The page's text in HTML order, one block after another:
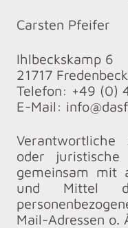
Carsten Pfeifer
Ihlbeckskamp 6
21717 Fredenbeck
Telefon: +49 (0)
E-Mail:
oder
gemeinsam mit
und Mittel
Mail-Adressen o.